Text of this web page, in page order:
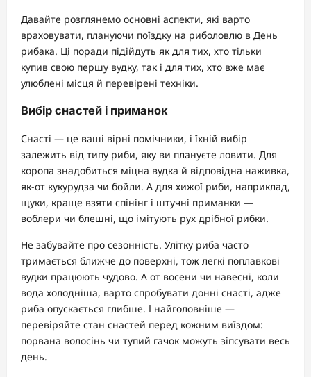
Давайте розглянемо основні аспекти, які варто
враховувати, плануючи поїздку на риболовлю в День
рибака. Ці поради підійдуть як для тих, хто тільки
купив свою першу вудку, так і для тих, хто вже має
улюблені місця й перевірені техніки.
Вибір снастей і приманок
Снасті — це ваші вірні помічники, і їхній вибір
залежить від типу риби, яку ви плануєте ловити. Для
коропа знадобиться міцна вудка й відповідна наживка,
як-от кукурудза чи бойли. А для хижої риби, наприклад,
щуки, краще взяти спінінг і штучні приманки —
воблери чи блешні, що імітують рух дрібної рибки.
Не забувайте про сезонність. Улітку риба часто
тримається ближче до поверхні, тож легкі поплавкові
вудки працюють чудово. А от восени чи навесні, коли
вода холодніша, варто спробувати донні снасті, адже
риба опускається глибше. І найголовніше —
перевіряйте стан снастей перед кожним виїздом:
порвана волосінь чи тупий гачок можуть зіпсувати весь
день.